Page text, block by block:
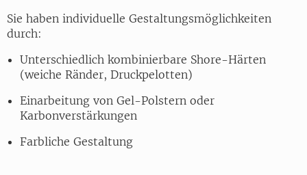
Sie haben individuelle Gestaltungsmöglichkeiten
durch:
Unterschiedlich kombinierbare Shore-Härten
(weiche Ränder, Druckpelotten)
Einarbeitung von Gel-Polstern oder
Karbonverstärkungen
Farbliche Gestaltung